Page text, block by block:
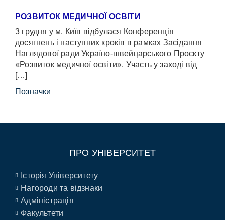
РОЗВИТОК МЕДИЧНОЇ ОСВІТИ
3 грудня у м. Київ відбулася Конференція
досягнень і наступних кроків в рамках Засідання
Наглядової ради Україно-швейцарського Проєкту
«Розвиток медичної освіти». Участь у заході від
[…]
Позначки
ПРО УНІВЕРСИТЕТ
Історія Університету
Нагороди та відзнаки
Адміністрація
Факультети